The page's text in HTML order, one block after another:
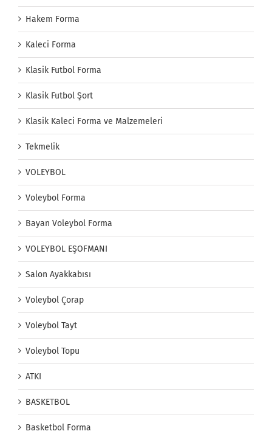
Hakem Forma
Kaleci Forma
Klasik Futbol Forma
Klasik Futbol Şort
Klasik Kaleci Forma ve Malzemeleri
Tekmelik
VOLEYBOL
Voleybol Forma
Bayan Voleybol Forma
VOLEYBOL EŞOFMANI
Salon Ayakkabısı
Voleybol Çorap
Voleybol Tayt
Voleybol Topu
ATKI
BASKETBOL
Basketbol Forma